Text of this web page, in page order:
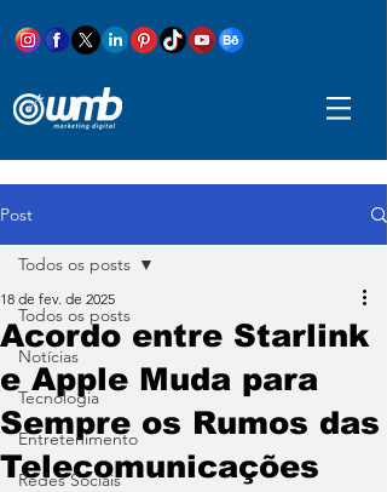
Post
Todos os posts
Notícias
Tecnologia
Entretenimento
Redes Sociais
Todos os posts
Acordo entre Starlink
e Apple Muda para
Sempre os Rumos das
Telecomunicações
18 de fev. de 2025